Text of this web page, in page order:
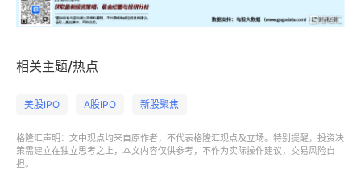
相关主题/热点
美股IPO A股IPO 新股聚焦
格隆汇声明：文中观点均来自原作者，不代表格隆汇观点及立场。特别提醒，投资决
策需建立在独立思考之上，本文内容仅供参考，不作为实际操作建议，交易风险自
担。